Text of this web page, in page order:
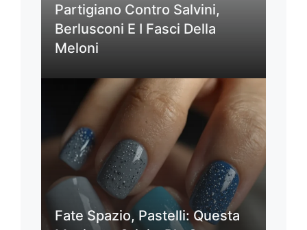
Partigiano Contro Salvini,
Berlusconi E I Fasci Della
Meloni
Fate Spazio, Pastelli: Questa